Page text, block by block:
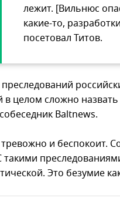
лежит. [Вильнюс
какие-то,
посетовал Титов.
в целом сложно
Baltnews.
и беспокоит.
такими
Это безумие